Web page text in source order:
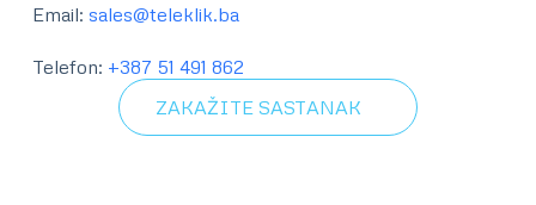
Email: sales@teleklik.ba
Telefon: +387 51 491 862
ZAKAŽITE SASTANAK